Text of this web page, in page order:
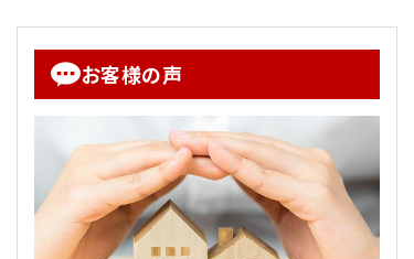
お客様の声